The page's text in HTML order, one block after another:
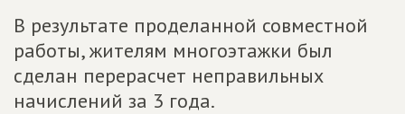
В результате проделанной совместной
работы, жителям многоэтажки был
сделан перерасчет неправильных
начислений за 3 года.